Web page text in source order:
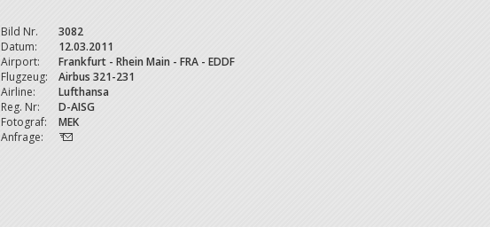
Bild Nr.
3082
Datum:
12.03.2011
Airport:
Frankfurt - Rhein Main - FRA - EDDF
Flugzeug:
Airbus 321-231
Airline:
Lufthansa
Reg. Nr:
D-AISG
Fotograf:
MEK
Anfrage: